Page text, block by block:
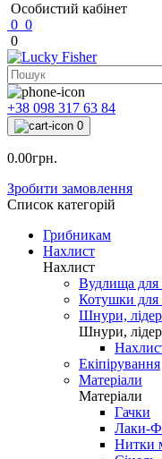
Особистий кабінет
0 0
0
+38 098 317 63 84
0
0.00грн.
Зробити замовлення
Список категорій
Грибникам
Нахлист
Нахлист
Вудлища для
Котушки для
Шнури,
Шнури,
Екіпірування
Матеріали
Матеріали
Гачки
Лаки-
Нитки